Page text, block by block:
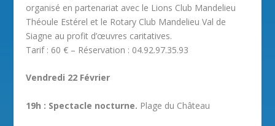
organisé en partenariat avec le Lions Club Mandelieu
Théoule Estérel et le Rotary Club Mandelieu Val de
Siagne au profit d’œuvres caritatives.
Tarif : 60 € – Réservation : 04.92.97.35.93
Vendredi 22 Février
19h : Spectacle nocturne. Plage du Château